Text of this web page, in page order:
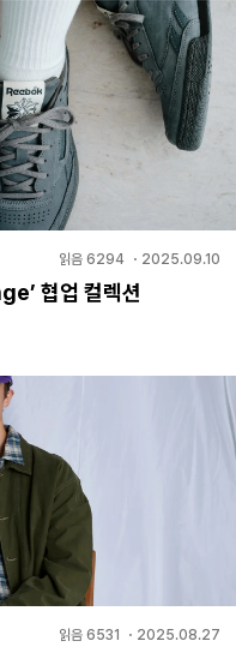
읽음 6294 ・ 2025.09.10
협업 컬렉션
읽음 6531 ・ 2025.08.27